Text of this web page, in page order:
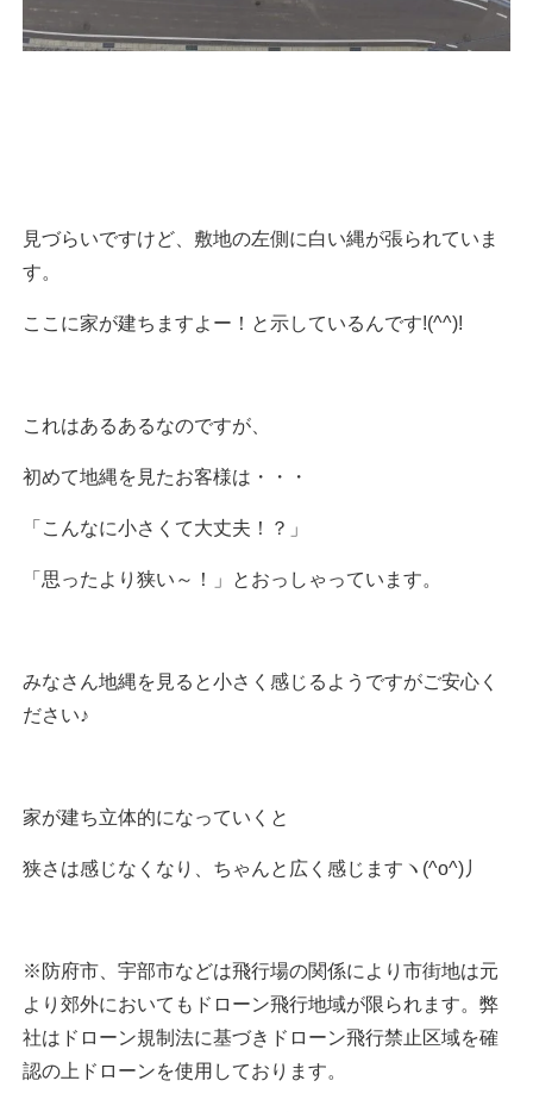
見づらいですけど、敷地の左側に白い縄が張られていま
す。
ここに家が建ちますよー！と示しているんです!(^^)!
これはあるあるなのですが、
初めて地縄を見たお客様は・・・
「こんなに小さくて大丈夫！？」
「思ったより狭い～！」とおっしゃっています。
みなさん地縄を見ると小さく感じるようですがご安心く
ださい♪
家が建ち立体的になっていくと
狭さは感じなくなり、ちゃんと広く感じますヽ(^o^)丿
※防府市、宇部市などは飛行場の関係により市街地は元
より郊外においてもドローン飛行地域が限られます。弊
社はドローン規制法に基づきドローン飛行禁止区域を確
認の上ドローンを使用しております。